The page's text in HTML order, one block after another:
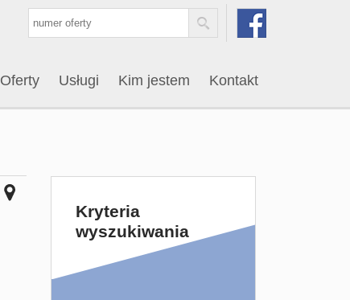
Oferty Usługi Kim jestem Kontakt
Kryteria
wyszukiwania